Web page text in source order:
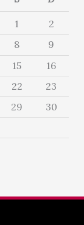
1
2
8
9
15
16
22
23
29
30